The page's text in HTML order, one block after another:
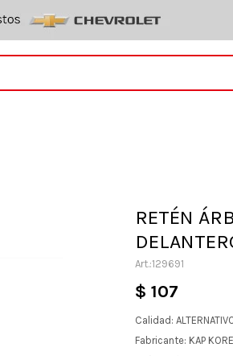
RETÉN
129691
$ 107
Calidad:
Fabricante: KAP